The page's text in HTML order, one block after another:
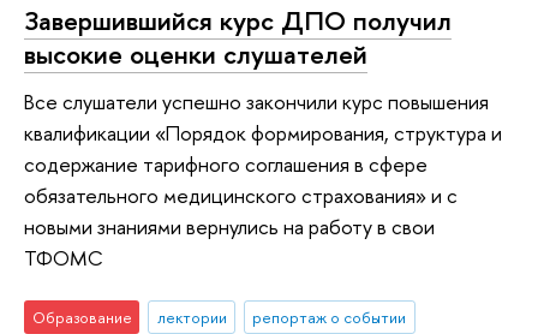
Завершившийся курс ДПО получил
высокие оценки слушателей
Все слушатели успешно закончили курс повышения
квалификации «Порядок формирования, структура и
содержание тарифного соглашения в сфере
обязательного медицинского страхования» и с
новыми знаниями вернулись на работу в свои
ТФОМС
Образование лектории
репортаж о событии